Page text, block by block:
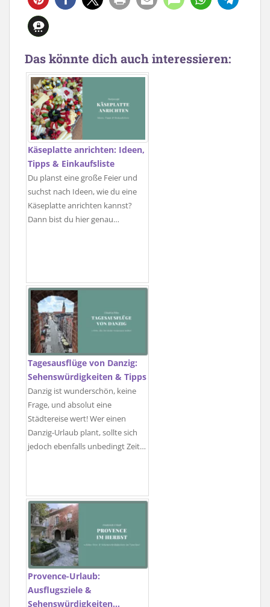
Das könnte dich auch interessieren:
Käseplatte anrichten: Ideen,
Tipps & Einkaufsliste
Du planst eine große Feier und
suchst nach Ideen, wie du eine
Käseplatte anrichten kannst?
Dann bist du hier genau…
Tagesausflüge von Danzig:
Sehenswürdigkeiten & Tipps
Danzig ist wunderschön, keine
Frage, und absolut eine
Städtereise wert! Wer einen
Danzig-Urlaub plant, sollte sich
jedoch ebenfalls unbedingt Zeit…
Provence-Urlaub:
Ausflugsziele &
Sehenswürdigkeiten…